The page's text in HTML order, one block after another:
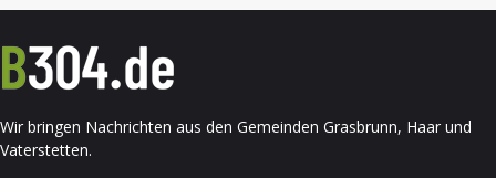
Wir bringen Nachrichten aus den Gemeinden Grasbrunn, Haar und
Vaterstetten.